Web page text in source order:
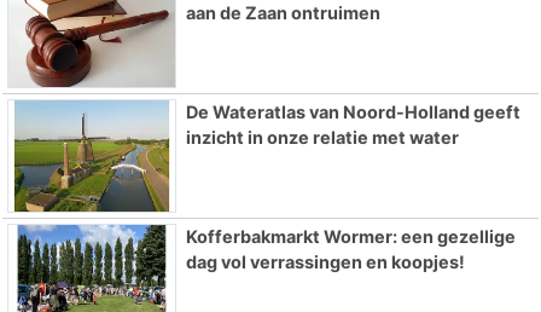
aan de Zaan ontruimen
De Wateratlas van Noord-Holland geeft
inzicht in onze relatie met water
Kofferbakmarkt Wormer: een gezellige
dag vol verrassingen en koopjes!